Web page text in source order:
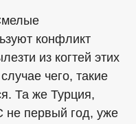
конфликт
из когтей этих
чего, такие
Та же Турция,
не первый год, уже